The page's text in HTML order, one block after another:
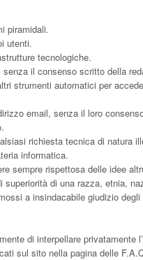
piramidali.
utenti.
tecnologiche.
il consenso scritto della
strumenti automatici per
email, senza il loro
richiesta tecnica di
informatica.
sempre rispettosa delle idee
di una razza, etnia,
a insindacabile giudizio
di interpellare privatamente
sul sito nella pagina delle